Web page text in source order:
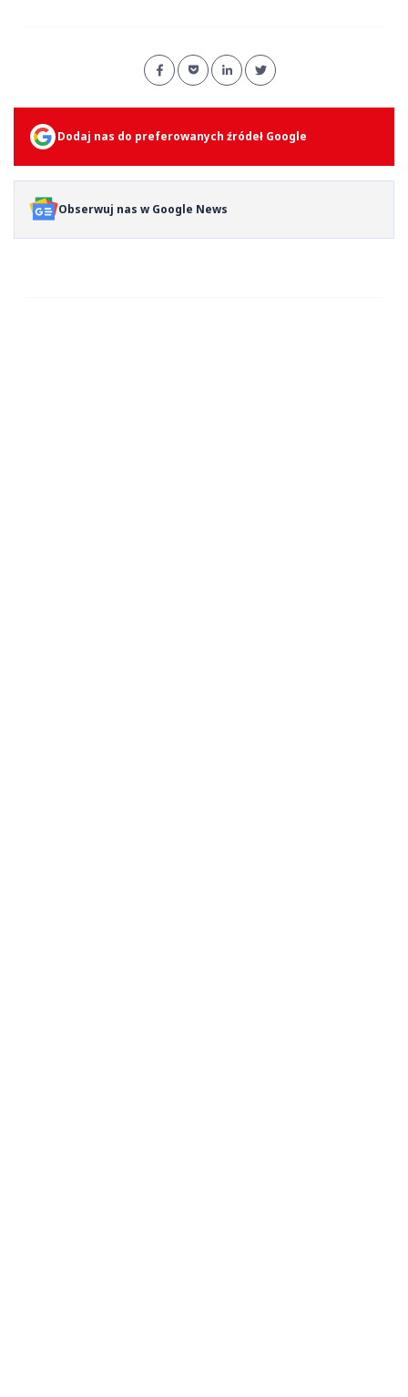
Dodaj nas do preferowanych źródeł Google
Obserwuj nas w Google News